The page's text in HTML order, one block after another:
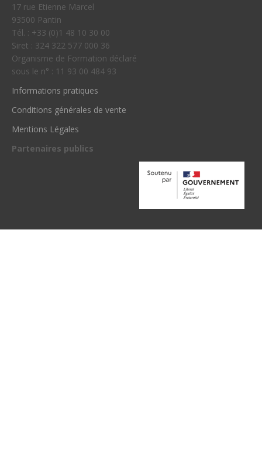
17 rue Etienne Marcel
93500 Pantin
Tél. : +33 (0)1 48 10 30 00
Siret : 324 322 577 000 36
Organisme de Formation déclaré
sous le n° : 11 93 00 484 93
Informations pratiques
Conditions générales de vente
Mentions Légales
Partenaires publics